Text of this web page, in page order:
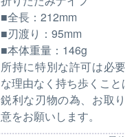
■全長：212mm
■刃渡り：95mm
■本体重量：146g
所持に特別な許可は必
な理由なく持ち歩くこと
鋭利な刃物の為、お取
意をお願いします。